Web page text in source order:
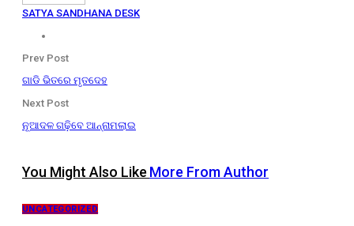
SATYA SANDHANA DESK
Prev Post
ଗାଡି ଭିତରେ ମୃତଦେହ
Next Post
ନୂଆଦଳ ଗଢ଼ିବେ ଆନ୍ନାମଲାଇ
You Might Also Like More From Author
UNCATEGORIZED